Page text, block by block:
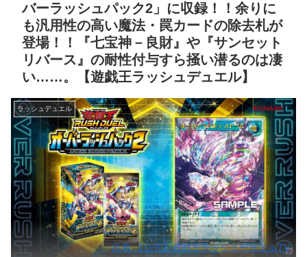
バーラッシュパック2」に収録！！余りに
も汎用性の高い魔法・罠カードの除去札が
登場！！『七宝神－良財』や『サンセット
リバース』の耐性付与すら掻い潜るのは凄
い……。【遊戯王ラッシュデュエル】
ラッシュデュエル
出典:【公式】遊戯王ラッシュデュエルTV